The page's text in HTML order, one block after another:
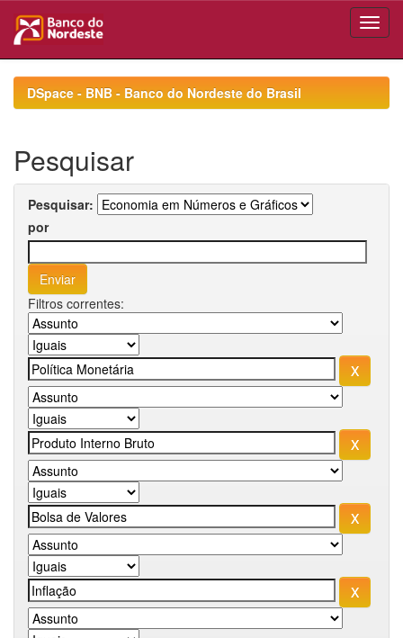
navigationDSpace - BNB - Banco do Nordeste do Brasil
Pesquisar
Pesquisar:
por
Filtros correntes: